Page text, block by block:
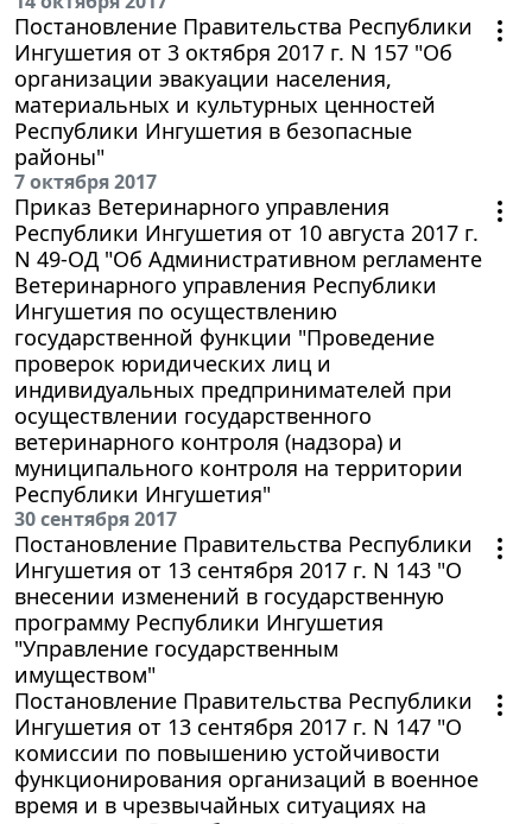
Постановление Правительства Республики
Ингушетия от 3 октября 2017 г. N 157 "Об
организации эвакуации населения,
материальных и культурных ценностей
Республики Ингушетия в безопасные
районы"
7 октября 2017
Приказ Ветеринарного управления
Республики Ингушетия от 10 августа 2017 г.
N 49-ОД "Об Административном регламенте
Ветеринарного управления Республики
Ингушетия по осуществлению
государственной функции "Проведение
проверок юридических лиц и
индивидуальных предпринимателей при
осуществлении государственного
ветеринарного контроля (надзора) и
муниципального контроля на территории
Республики Ингушетия"
30 сентября 2017
Постановление Правительства Республики
Ингушетия от 13 сентября 2017 г. N 143 "О
внесении изменений в государственную
программу Республики Ингушетия
"Управление государственным
имуществом"
Постановление Правительства Республики
Ингушетия от 13 сентября 2017 г. N 147 "О
комиссии по повышению устойчивости
функционирования организаций в военное
время и в чрезвычайных ситуациях на